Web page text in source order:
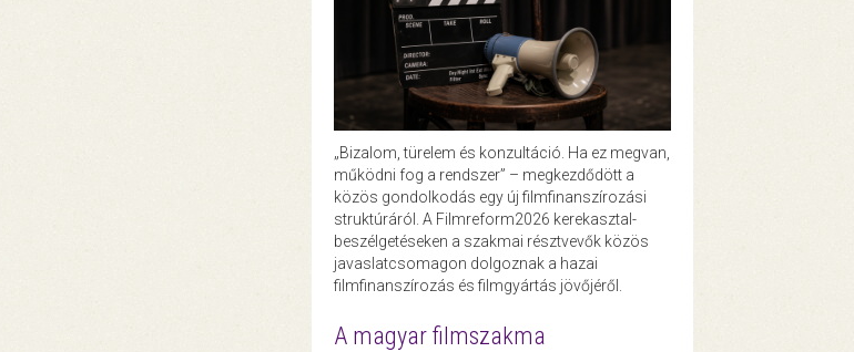
„Bizalom, türelem és konzultáció. Ha ez megvan,
működni fog a rendszer” – megkezdődött a
közös gondolkodás egy új filmfinanszírozási
struktúráról. A Filmreform2026 kerekasztal-
beszélgetéseken a szakmai résztvevők közös
javaslatcsomagon dolgoznak a hazai
filmfinanszírozás és filmgyártás jövőjéről.
A magyar filmszakma